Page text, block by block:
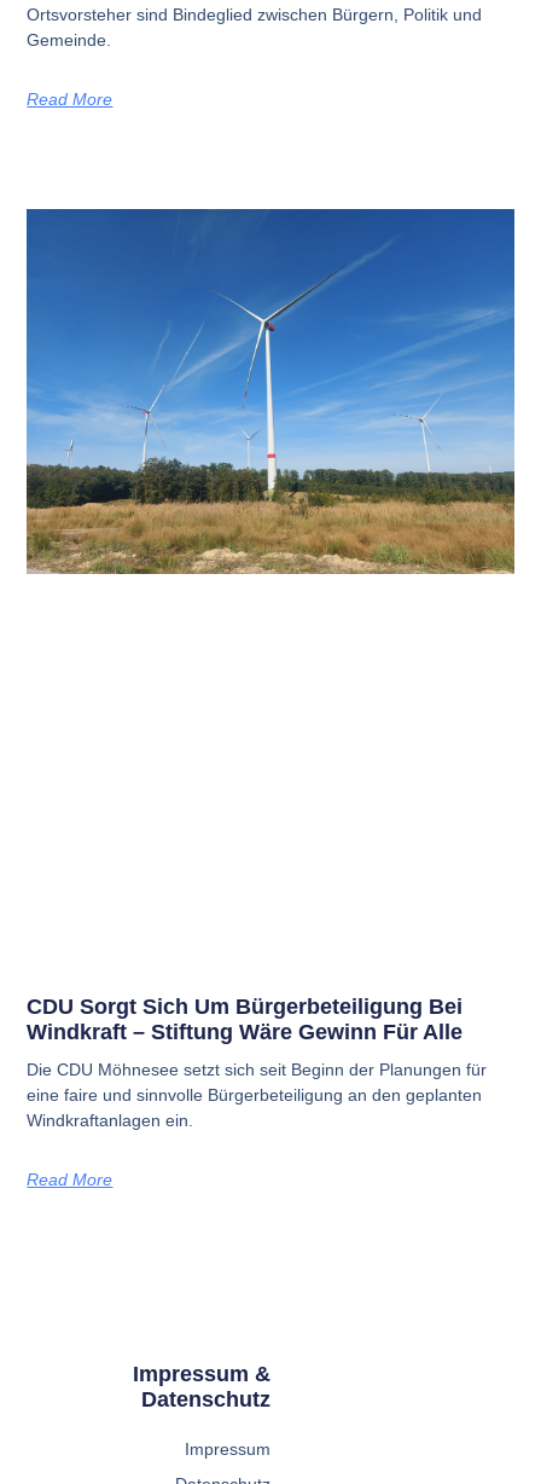
Ortsvorsteher sind Bindeglied zwischen Bürgern, Politik und
Gemeinde.
Read More
CDU Sorgt Sich Um Bürgerbeteiligung Bei
Windkraft – Stiftung Wäre Gewinn Für Alle
Die CDU Möhnesee setzt sich seit Beginn der Planungen für
eine faire und sinnvolle Bürgerbeteiligung an den geplanten
Windkraftanlagen ein.
Read More
Impressum &
Datenschutz
Impressum